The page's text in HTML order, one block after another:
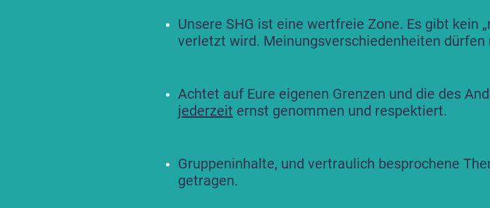
Unsere SHG ist eine wertfreie Zone. Es gibt kein
verletzt wird. Meinungsverschiedenheiten
Achtet auf Eure eigenen Grenzen und die des
jederzeit ernst genommen und respektiert.
Gruppeninhalte, und vertraulich besprochene
getragen.